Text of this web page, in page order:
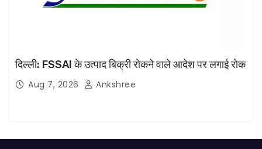
दिल्ली: FSSAI के उत्पाद बिक्री रोकने वाले आदेश पर लगाई रोक
Aug 7, 2026 Ankshree